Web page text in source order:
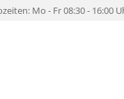
Mo - Fr 08:30 - 16:00